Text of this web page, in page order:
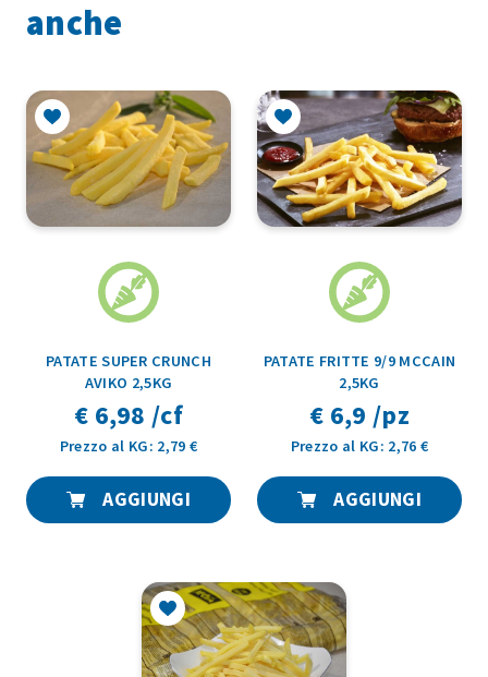
anche
PATATE SUPER CRUNCH
AVIKO 2,5KG
€ 6,98 /cf
Prezzo al KG: 2,79 €
AGGIUNGI
PATATE FRITTE 9/9 MCCAIN
2,5KG
€ 6,9 /pz
Prezzo al KG: 2,76 €
AGGIUNGI